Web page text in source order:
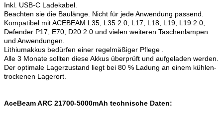
Inkl. USB-C Ladekabel.
Beachten sie die Baulänge. Nicht für jede Anwendung passend.
Kompatibel mit ACEBEAM L35, L35 2.0, L17, L18, L19, L19 2.0,
Defender P17, E70, D20 2.0 und vielen weiteren Taschenlampen
und Anwendungen.
Lithiumakkus bedürfen einer regelmäßiger Pflege .
Alle 3 Monate sollten diese Akkus überprüft und aufgeladen werden.
Der optimale Lagerzustand liegt bei 80 % Ladung an einem kühlen-
trockenen Lagerort.
AceBeam ARC 21700-5000mAh technische Daten: